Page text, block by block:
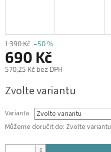
1 390 Kč –50 %
690 Kč
570,25 Kč bez DPH
cena:
Zvolte variantu
Varianta
Můžeme doručit do: Zvolte variantu